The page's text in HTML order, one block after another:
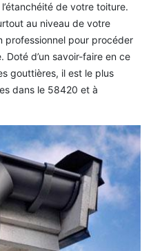
de votre toiture.
au niveau de votre
pour procéder
d’un savoir-faire en ce
gouttières, il est le plus
dans le 58420 et à